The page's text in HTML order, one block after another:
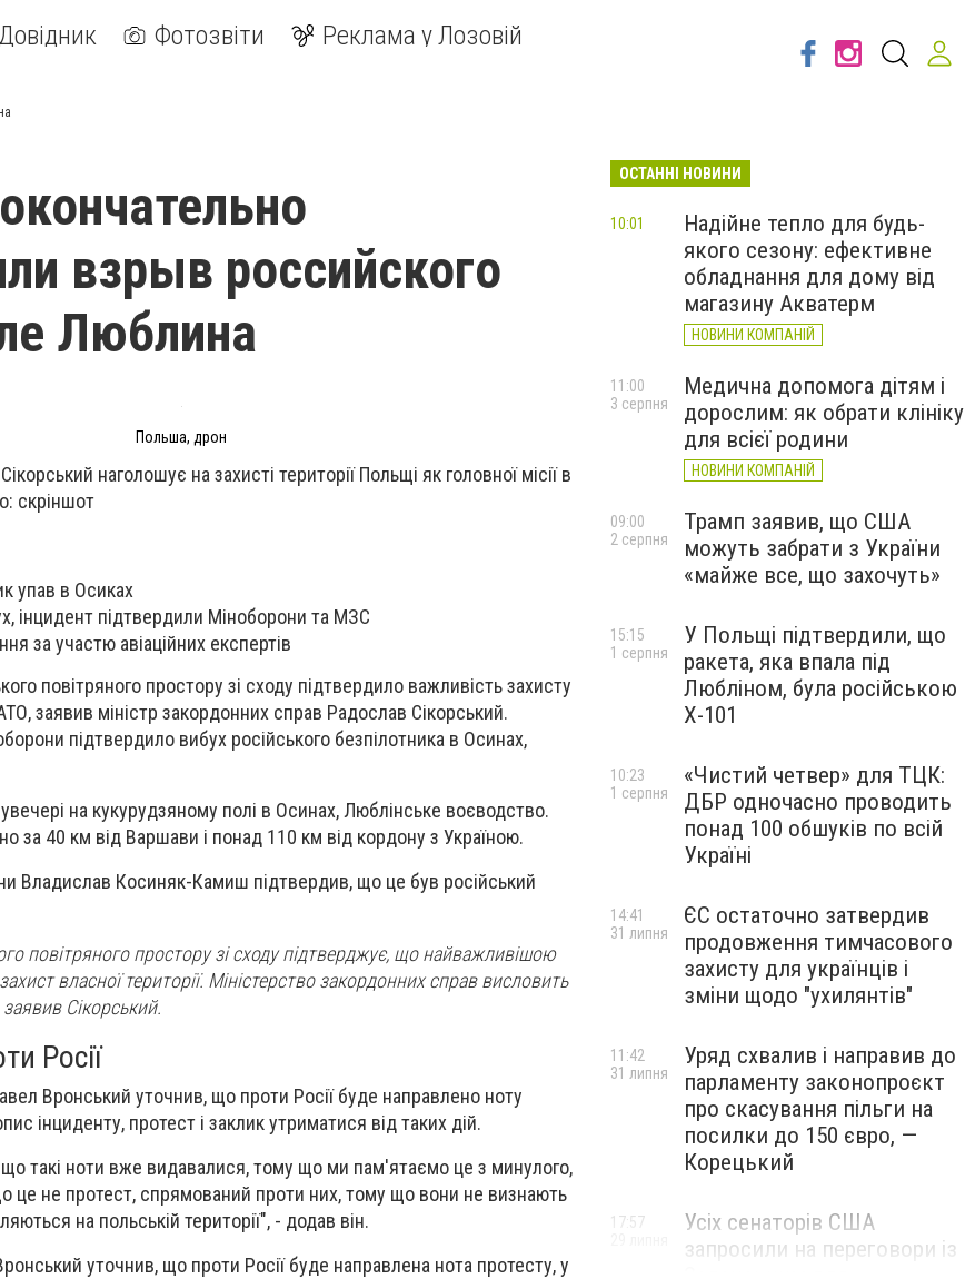
Фотозвіти Реклама у Лозовій
взрыв российского
Люблина
Польша, дрон
наголошує на захисті території Польщі як головної місії в
скріншот
упав в Осиках
інцидент підтвердили Міноборони та МЗС
за участю авіаційних експертів
повітряного простору зі сходу підтвердило важливість захисту
заявив міністр закордонних справ Радослав Сікорський.
підтвердило вибух російського безпілотника в Осинах,
на кукурудзяному полі в Осинах, Люблінське воєводство.
за 40 км від Варшави і понад 110 км від кордону з Україною.
Владислав Косиняк-Камиш підтвердив, що це був російський
повітряного простору зі сходу підтверджує, що найважливішою
власної території. Міністерство закордонних справ висловить
Сікорський.
Росії
Вронський уточнив, що проти Росії буде направлено ноту
інциденту, протест і заклик утриматися від таких дій.
такі ноти вже видавалися, тому що ми пам'ятаємо це з минулого,
це не протест, спрямований проти них, тому що вони не визнають
на польській території", - додав він.
уточнив, що проти Росії буде направлена нота протесту, у
ОСТАННІ НОВИНИ
Надійне тепло для будь-
якого сезону: ефективне
обладнання для дому від
магазину Акватерм
НОВИНИ КОМПАНІЙ
10:01
Медична допомога дітям і
дорослим: як обрати клініку
для всієї родини
НОВИНИ КОМПАНІЙ
11:00
3 серпня
Трамп заявив, що США
можуть забрати з України
«майже все, що захочуть»
09:00
2 серпня
У Польщі підтвердили, що
ракета, яка впала під
Любліном, була російською
Х-101
15:15
1 серпня
«Чистий четвер» для ТЦК:
ДБР одночасно проводить
понад 100 обшуків по всій
Україні
10:23
1 серпня
ЄС остаточно затвердив
продовження тимчасового
захисту для українців і
зміни щодо "ухилянтів"
14:41
31 липня
Уряд схвалив і направив до
парламенту законопроєкт
про скасування пільги на
посилки до 150 євро, —
Корецький
11:42
31 липня
Усіх сенаторів США
запросили на переговори із
17:57